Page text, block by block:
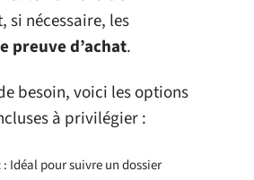
si nécessaire, les
preuve d’achat.
besoin, voici les options
à privilégier :
: Idéal pour suivre un dossier